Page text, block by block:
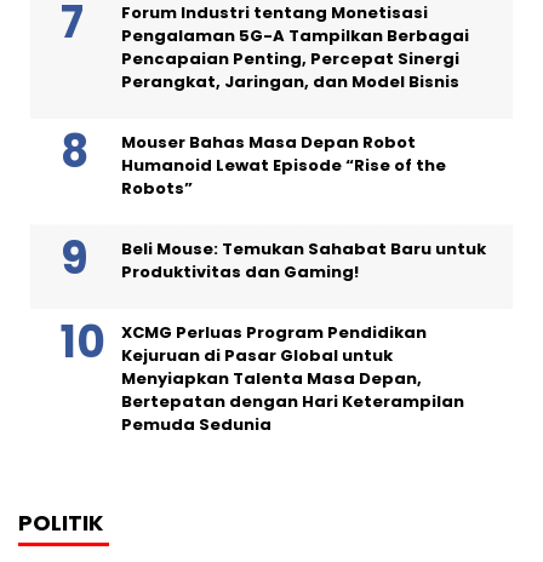
Forum Industri tentang Monetisasi
Pengalaman 5G-A Tampilkan Berbagai
Pencapaian Penting, Percepat Sinergi
Perangkat, Jaringan, dan Model Bisnis
Mouser Bahas Masa Depan Robot
Humanoid Lewat Episode “Rise of the
Robots”
Beli Mouse: Temukan Sahabat Baru untuk
Produktivitas dan Gaming!
XCMG Perluas Program Pendidikan
Kejuruan di Pasar Global untuk
Menyiapkan Talenta Masa Depan,
Bertepatan dengan Hari Keterampilan
Pemuda Sedunia
POLITIK